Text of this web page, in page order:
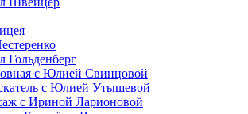
Гольденберг
с Юлией Свинцовой
с Юлией Утышевой
с Ириной Ларионовой